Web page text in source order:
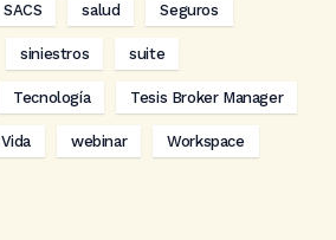
SACS salud Seguros
siniestros suite
Tecnología Tesis Broker Manager
Vida webinar Workspace